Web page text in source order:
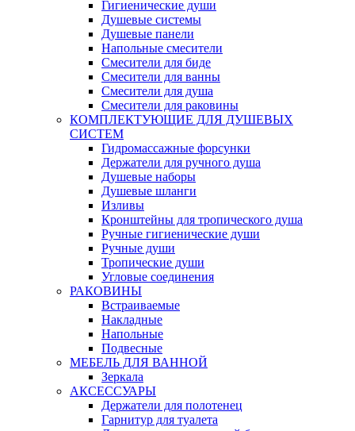
Гигиенические души
Душевые системы
Душевые панели
Напольные смесители
Смесители для биде
Смесители для ванны
Смесители для душа
Смесители для раковины
КОМПЛЕКТУЮЩИЕ ДЛЯ ДУШЕВЫХ
СИСТЕМ
Гидромассажные форсунки
Держатели для ручного душа
Душевые наборы
Душевые шланги
Изливы
Кронштейны для тропического душа
Ручные гигиенические души
Ручные души
Тропические души
Угловые соединения
РАКОВИНЫ
Встраиваемые
Накладные
Напольные
Подвесные
МЕБЕЛЬ ДЛЯ ВАННОЙ
Зеркала
АКСЕССУАРЫ
Держатели для полотенец
Гарнитур для туалета